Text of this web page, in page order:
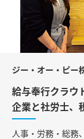
ジー・オー・ピー
給与奉行クラウ
企業と社労士、
人事・労務・総務